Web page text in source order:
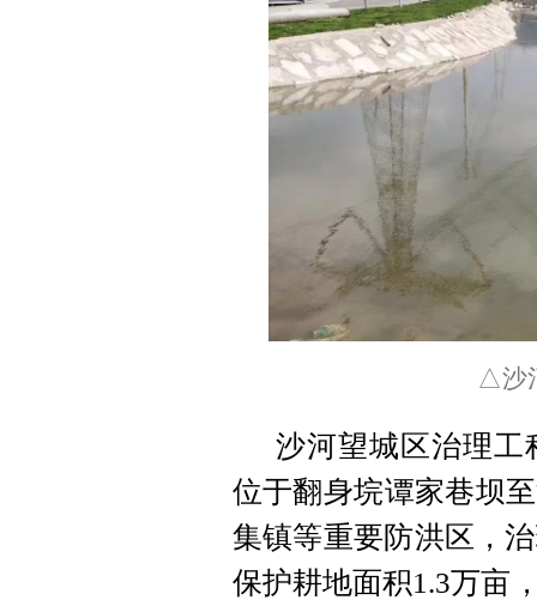
△沙
沙河望城区治理工
位于翻身垸谭家巷坝
集镇等重要防洪区，
保护耕地面积1.3万亩